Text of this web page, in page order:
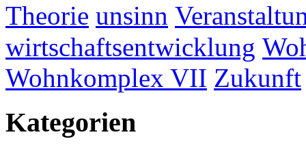
Theorie unsinn
wirtschaftsentwicklung
Wohnkomplex VII Zukunft
Kategorien